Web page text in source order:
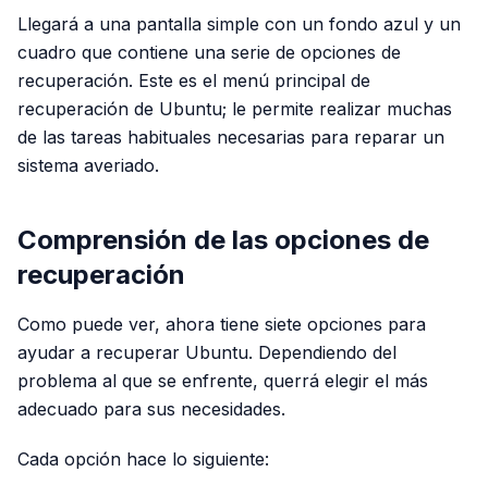
Llegará a una pantalla simple con un fondo azul y un
cuadro que contiene una serie de opciones de
recuperación. Este es el menú principal de
recuperación de Ubuntu; le permite realizar muchas
de las tareas habituales necesarias para reparar un
sistema averiado.
Comprensión de las opciones de
recuperación
Como puede ver, ahora tiene siete opciones para
ayudar a recuperar Ubuntu. Dependiendo del
problema al que se enfrente, querrá elegir el más
adecuado para sus necesidades.
Cada opción hace lo siguiente: